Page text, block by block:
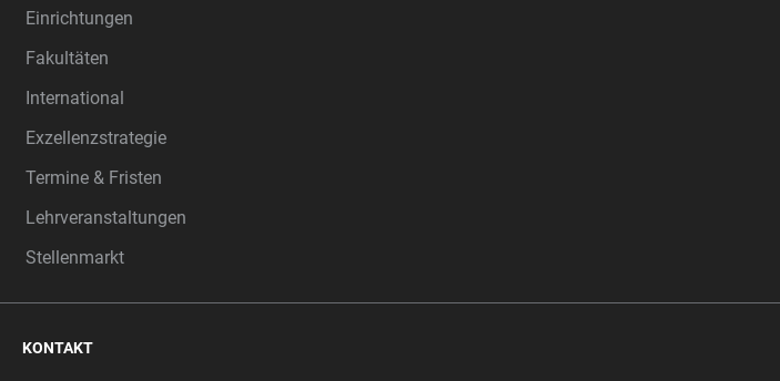
Einrichtungen
Fakultäten
International
Exzellenzstrategie
Termine & Fristen
Lehrveranstaltungen
Stellenmarkt
KONTAKT